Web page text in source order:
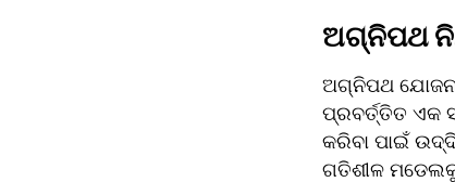
ଅଗ୍ନିପଥ
ଅଗ୍ନିପଥ
ପ୍ରବର୍ତ୍ତିତ ଏକ
କରିବା ପାଇଁ
ଗତିଶୀଳ